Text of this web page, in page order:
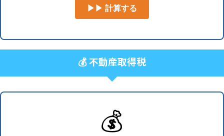
▶▶ 計算する
💰 不動産取得税
💰